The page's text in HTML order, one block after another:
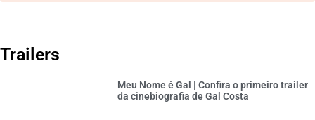
Trailers
Meu Nome é Gal | Confira o primeiro trailer
da cinebiografia de Gal Costa